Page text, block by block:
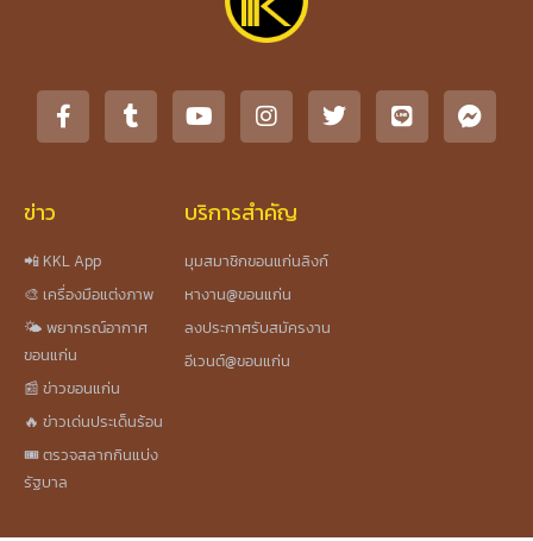
ข่าว
📲 KKL App
🎨 เครื่องมือแต่งภาพ
🌤️ พยากรณ์อากาศ
ขอนแก่น
📰 ข่าวขอนแก่น
🔥 ข่าวเด่นประเด็นร้อน
🎟️ ตรวจสลากกินแบ่ง
รัฐบาล
บริการสำคัญ
มุมสมาชิกขอนแก่นลิงก์
หางาน@ขอนแก่น
ลงประกาศรับสมัครงาน
อีเวนต์@ขอนแก่น